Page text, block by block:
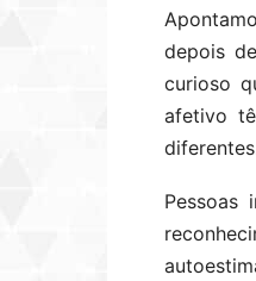
depois
curioso
afetivo
Pessoas